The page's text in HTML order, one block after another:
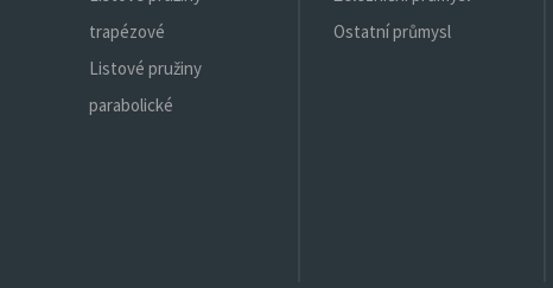
trapézové
Listové pružiny
parabolické
Ostatní průmysl